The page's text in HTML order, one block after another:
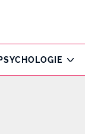
PSYCHOLOGIE